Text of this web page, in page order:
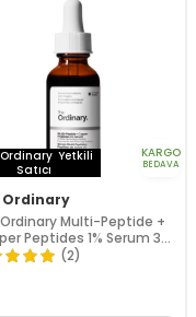
Yetkili
Satıcı
KARGO
BEDAVA
Ordinary
Multi-Peptide +
Peptides 1% Serum 30
(2)